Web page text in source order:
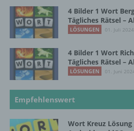
4 Bilder 1 Wort
Tägliches Rätsel –
LÖSUNGEN 01. Juli 2024
4 Bilder 1 Wort
Tägliches Rätsel –
LÖSUNGEN 01. Juni
Empfehlenswert
Wort Kreuz
Lage, Gesundheit,
Interessen,
Aufenthaltsort oder
natürlichen Person zu
f) Pseudonymisierung
Pseudonymisierung ist die
personenbezogener
auf welche die
ohne Hinzuziehung